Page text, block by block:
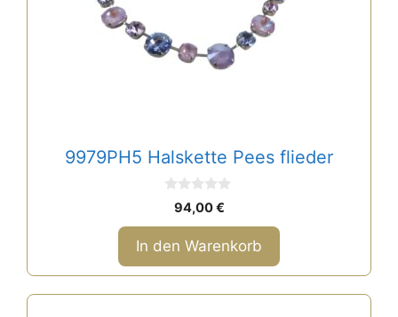
9979PH5 Halskette Pees flieder
o
n
5
94,00€
In den Warenkorb